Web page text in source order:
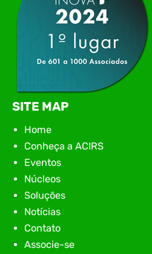
SITE MAP
Home
Conheça a ACIRS
Eventos
Núcleos
Soluções
Notícias
Contato
Associe-se